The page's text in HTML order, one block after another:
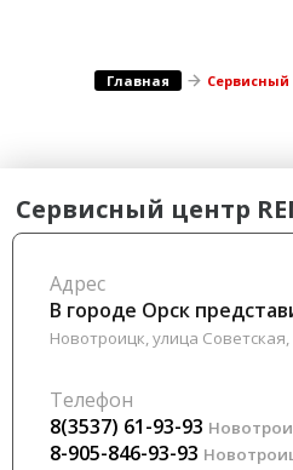
Главная Сервисный
Сервисный центр
Адрес
В городе Орск
Новотроицк, улица Советская,
Телефон
8(3537) 61-93-93
8-905-846-93-93